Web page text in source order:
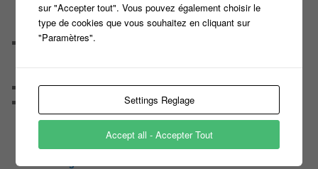
Les caméras d’un jeu plateau
Un plateau de jeu télévisé coûte cher, mais pourquoi ?
Les interviews de Lora
Quand Lora papote avec Franck, ils parlent de quoi ?
NewsLetter
Sondage Koh Lanta 2018 Le combat des héros
Sondage Koh Lanta Fidji 2017
Sondage Koh Lanta Cambodge 2017
sur "Accepter tout". Vous pouvez également choisir le
type de cookies que vous souhaitez en cliquant sur
"Paramètres".
Settings Reglage
Accept all - Accepter Tout